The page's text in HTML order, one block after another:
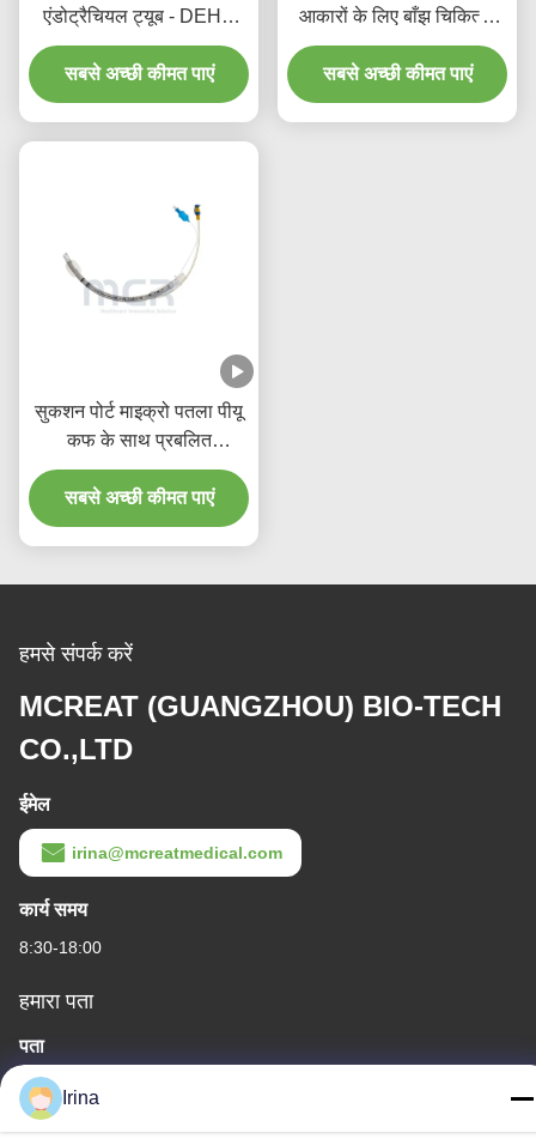
एंडोट्रैचियल ट्यूब - DEHP
मुक्त पारदर्शी पीवीसी पांच साल
की गुणवत्ता गारंटी के लिए
सबसे अच्छी कीमत पाएं
आकारों के लिए बाँझ चिकित्सा
एंडोट्रैचियल ट्यूब
सबसे अच्छी कीमत पाएं
सुकशन पोर्ट माइक्रो पतला पीयू
कफ के साथ प्रबलित
डिस्पोजेबल एंडोट्रैचियल ट्यूब
सबसे अच्छी कीमत पाएं
हमसे संपर्क करें
MCREAT (GUANGZHOU) BIO-TECH
CO.,LTD
ईमेल
irina@mcreatmedical.com
कार्य समय
8:30-18:00
हमारा पता
पता
तीसरी मंजिल, B15 हुआचुआंग औद्योगिक क्षेत्र, जिनशान कुन, शिजी टाउन, पान्यू
जिला, गुआंगज़ौ, गुआंग्डोंग चीन
Irina